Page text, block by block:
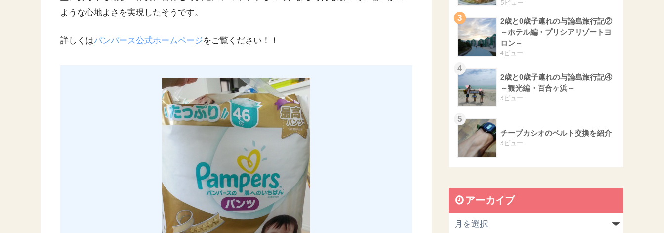
ような心地よさを実現したそうです。
詳しくはパンパース公式ホームページをご覧ください！！
5ビュー
2歳と0歳子連れの与論島旅行記②
～ホテル編・プリシアリゾートヨ
ロン～
4ビュー
2歳と0歳子連れの与論島旅行記④
～観光編・百合ヶ浜～
3ビュー
チープカシオのベルト交換を紹介
3ビュー
アーカイブ